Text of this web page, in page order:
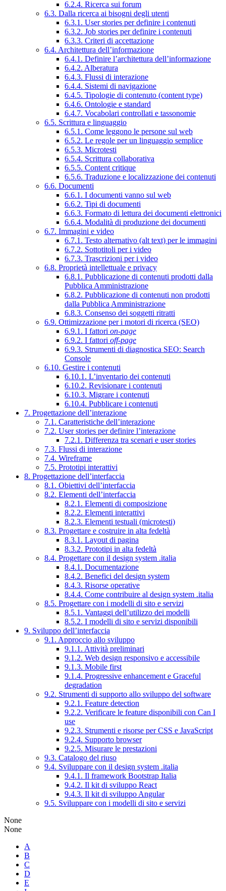
6.2.4. Ricerca sui forum
6.3. Dalla ricerca ai bisogni degli utenti
6.3.1. User stories per definire i contenuti
6.3.2. Job stories per definire i contenuti
6.3.3. Criteri di accettazione
6.4. Architettura dell’informazione
6.4.1. Definire l’architettura dell’informazione
6.4.2. Alberatura
6.4.3. Flussi di interazione
6.4.4. Sistemi di navigazione
6.4.5. Tipologie di contenuto (content type)
6.4.6. Ontologie e standard
6.4.7. Vocabolari controllati e tassonomie
6.5. Scrittura e linguaggio
6.5.1. Come leggono le persone sul web
6.5.2. Le regole per un linguaggio semplice
6.5.3. Microtesti
6.5.4. Scrittura collaborativa
6.5.5. Content critique
6.5.6. Traduzione e localizzazione dei contenuti
6.6. Documenti
6.6.1. I documenti vanno sul web
6.6.2. Tipi di documenti
6.6.3. Formato di lettura dei documenti elettronici
6.6.4. Modalità di produzione dei documenti
6.7. Immagini e video
6.7.1. Testo alternativo (alt text) per le immagini
6.7.2. Sottotitoli per i video
6.7.3. Trascrizioni per i video
6.8. Proprietà intellettuale e privacy
6.8.1. Pubblicazione di contenuti prodotti dalla
Pubblica Amministrazione
6.8.2. Pubblicazione di contenuti non prodotti
dalla Pubblica Amministrazione
6.8.3. Consenso dei soggetti ritratti
6.9. Ottimizzazione per i motori di ricerca (SEO)
6.9.1. I fattori on-page
6.9.2. I fattori off-page
6.9.3. Strumenti di diagnostica SEO: Search
Console
6.10. Gestire i contenuti
6.10.1. L’inventario dei contenuti
6.10.2. Revisionare i contenuti
6.10.3. Migrare i contenuti
6.10.4. Pubblicare i contenuti
7. Progettazione dell’interazione
7.1. Caratteristiche dell’interazione
7.2. User stories per definire l’interazione
7.2.1. Differenza tra scenari e user stories
7.3. Flussi di interazione
7.4. Wireframe
7.5. Prototipi interattivi
8. Progettazione dell’interfaccia
8.1. Obiettivi dell’interfaccia
8.2. Elementi dell’interfaccia
8.2.1. Elementi di composizione
8.2.2. Elementi interattivi
8.2.3. Elementi testuali (microtesti)
8.3. Progettare e costruire in alta fedeltà
8.3.1. Layout di pagina
8.3.2. Prototipi in alta fedeltà
8.4. Progettare con il design system .italia
8.4.1. Documentazione
8.4.2. Benefici del design system
8.4.3. Risorse operative
8.4.4. Come contribuire al design system .italia
8.5. Progettare con i modelli di sito e servizi
8.5.1. Vantaggi dell’utilizzo dei modelli
8.5.2. I modelli di sito e servizi disponibili
9. Sviluppo dell’interfaccia
9.1. Approccio allo sviluppo
9.1.1. Attività preliminari
9.1.2. Web design responsivo e accessibile
9.1.3. Mobile first
9.1.4. Progressive enhancement e Graceful
degradation
9.2. Strumenti di supporto allo sviluppo del software
9.2.1. Feature detection
9.2.2. Verificare le feature disponibili con Can I
use
9.2.3. Strumenti e risorse per CSS e JavaScript
9.2.4. Supporto browser
9.2.5. Misurare le prestazioni
9.3. Catalogo del riuso
9.4. Sviluppare con il design system .italia
9.4.1. Il framework Bootstrap Italia
9.4.2. Il kit di sviluppo React
9.4.3. Il kit di sviluppo Angular
9.5. Sviluppare con i modelli di sito e servizi
None
None
A
B
C
D
E